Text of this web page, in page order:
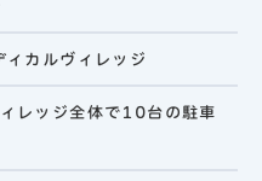
カルヴィレッジ
レッジ全体で10台の駐車